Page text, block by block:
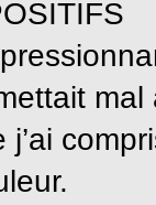
mal
j’ai